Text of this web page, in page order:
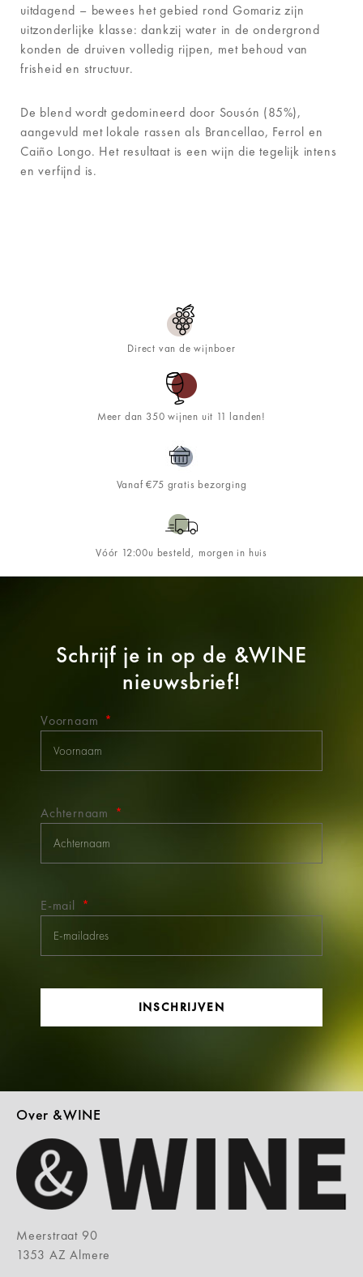
uitdagend – bewees het gebied rond Gomariz zijn
uitzonderlijke klasse: dankzij water in de ondergrond
konden de druiven volledig rijpen, met behoud van
frisheid en structuur.
De blend wordt gedomineerd door Sousón (85%),
aangevuld met lokale rassen als Brancellao, Ferrol en
Caiño Longo. Het resultaat is een wijn die tegelijk intens
en verfijnd is.
Direct van de wijnboer
Meer dan 350 wijnen uit 11 landen!
Vanaf €75 gratis bezorging
Vóór 12:00u besteld, morgen in huis
Schrijf je in op de &WINE
nieuwsbrief!
Voornaam
Achternaam
E-mail
INSCHRIJVEN
Over &WINE
Meerstraat 90
1353 AZ Almere